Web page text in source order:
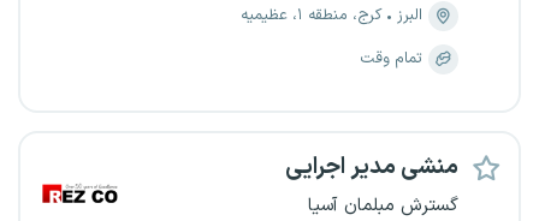
البرز
کرج، منطقه ۱، عظیمیه
تمام وقت
منشی مدیر اجرایی
گسترش مبلمان آسیا